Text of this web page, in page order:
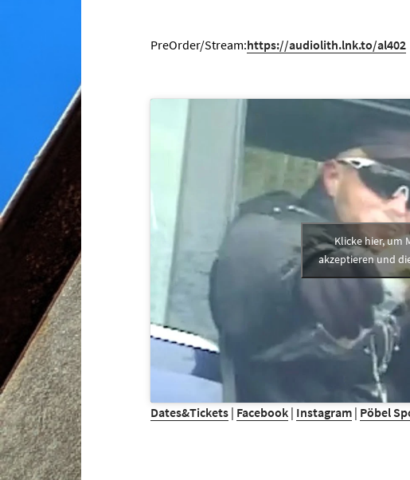
PreOrder/Stream:https://audiolith.lnk.to/al402
Klicke hier, um
akzeptieren und
Dates&Tickets | Facebook | Instagram | Pöbel